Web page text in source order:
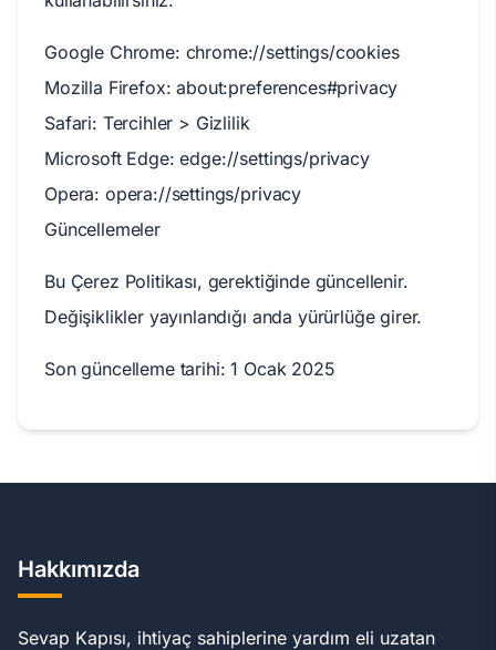
Google Chrome: chrome://settings/cookies
Mozilla Firefox: about:preferences#privacy
Safari: Tercihler > Gizlilik
Microsoft Edge: edge://settings/privacy
Opera: opera://settings/privacy
Güncellemeler
Bu Çerez Politikası, gerektiğinde güncellenir.
Değişiklikler yayınlandığı anda yürürlüğe girer.
Son güncelleme tarihi: 1 Ocak 2025
Hakkımızda
Sevap Kapısı, ihtiyaç sahiplerine yardım eli uzatan